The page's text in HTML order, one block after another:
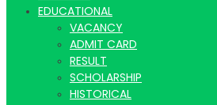
Latest
EDUCATIONAL
VACANCY
ADMIT CARD
RESULT
SCHOLARSHIP
HISTORICAL